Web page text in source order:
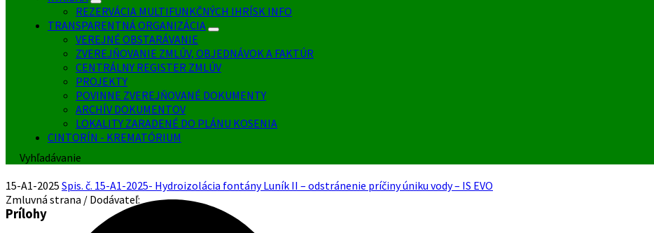
REZERVÁCIA MULTIFUNKČNÝCH IHRÍSK INFO
TRANSPARENTNÁ ORGANIZÁCIA
VEREJNÉ OBSTARÁVANIE
ZVEREJŇOVANIE ZMLÚV, OBJEDNÁVOK A FAKTÚR
CENTRÁLNY REGISTER ZMLÚV
PROJEKTY
POVINNE ZVEREJŇOVANÉ DOKUMENTY
ARCHÍV DOKUMENTOV
LOKALITY ZARADENÉ DO PLÁNU KOSENIA
CINTORÍN - KREMATÓRIUM
Vyhľadávanie
15-A1-2025 Spis. č. 15-A1-2025- Hydroizolácia fontány Luník II – odstránenie príčiny úniku vody – IS EVO
Zmluvná strana / Dodávateľ:
Prílohy